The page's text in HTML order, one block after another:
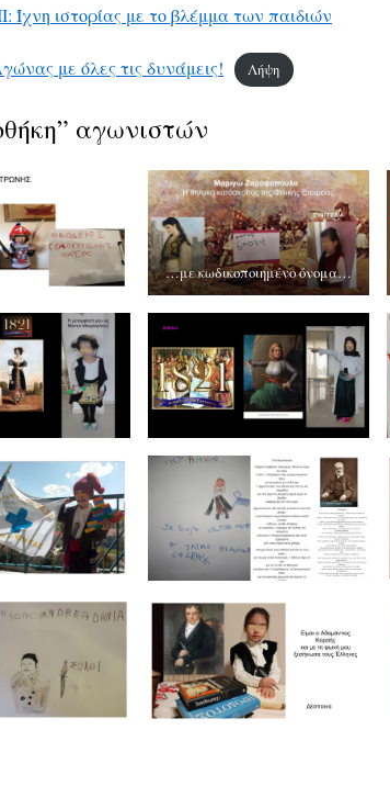
Ίχνη ιστορίας με το βλέμμα των παιδιών
με όλες τις δυνάμεις! Λήψη
αγωνιστών
…με κωδικοποιημένο όνομα…